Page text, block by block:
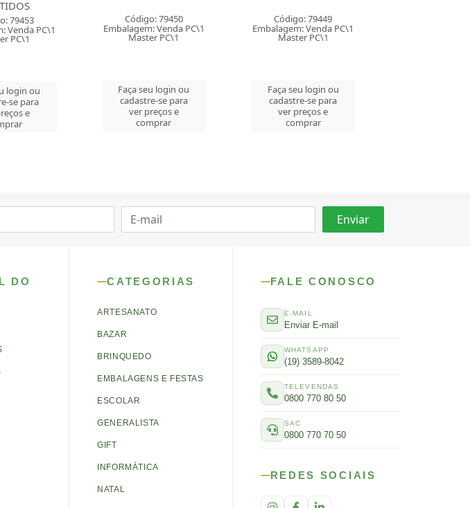
79450
Venda PC\1
PC\1
login ou
se para
e
Código: 79449
Embalagem: Venda PC\1
Master PC\1
Faça seu login ou
cadastre-se para
ver preços e
comprar
Código: 79448
Embalagem: Venda PC\1
Master PC\1
Faça seu login ou
cadastre-se para
ver preços e
comprar
DO
CATEGORIAS
ARTESANATO
BAZAR
BRINQUEDO
EMBALAGENS E FESTAS
ESCOLAR
GENERALISTA
GIFT
INFORMÁTICA
NATAL
FALE CONOSCO
E-MAIL
Enviar E-mail
WHATSAPP
(19) 3589-8042
TELEVENDAS
0800 770 80 50
SAC
0800 770 70 50
REDES SOCIAIS